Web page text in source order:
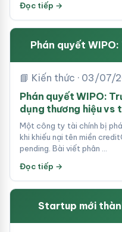
Đọc tiếp →
Phán quyết
📘 Kiến thức · 03/07/
Phán quyết WIPO:
dụng thương hiệu vs
Một công ty tài chính bị
khi khiếu nại tên miền
pending. Bài viết phân …
Đọc tiếp →
Startup mới